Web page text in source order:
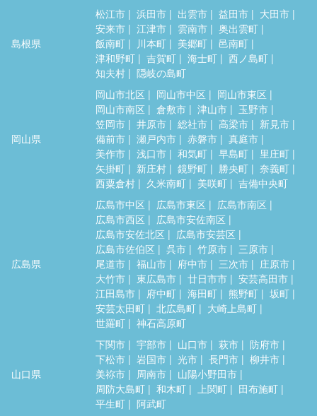
島根県
松江市 浜田市 出雲市 益田市
大田市
安来市
江津市 雲南市
奥出雲町
飯南町
川本町 美郷町
邑南町
津和野町
吉賀町 海士町
西ノ島町
知夫村
隠岐の島町
岡山県
岡山市北区 岡山市中区
岡山市東区
岡山市南区
倉敷市 津山市
玉野市
笠岡市
井原市 総社市 高梁市
新見市
備前市
瀬戸内市 赤磐市
真庭市
美作市
浅口市 和気町 早島町
里庄町
矢掛町
新庄村 鏡野町 勝央町
奈義町
西粟倉村
久米南町 美咲町 吉備中央町
広島県
広島市中区 広島市東区
広島市南区
広島市西区
広島市安佐南区
広島市安佐北区
広島市安芸区
広島市佐伯区
呉市 竹原市
三原市
尾道市
福山市 府中市 三次市
庄原市
大竹市
東広島市 廿日市市
安芸高田市
江田島市
府中町 海田町 熊野町
坂町
安芸太田町
北広島町
大崎上島町
世羅町
神石高原町
山口県
下関市 宇部市 山口市 萩市
防府市
下松市
岩国市 光市 長門市
柳井市
美祢市
周南市
山陽小野田市
周防大島町
和木町 上関町
田布施町
平生町
阿武町